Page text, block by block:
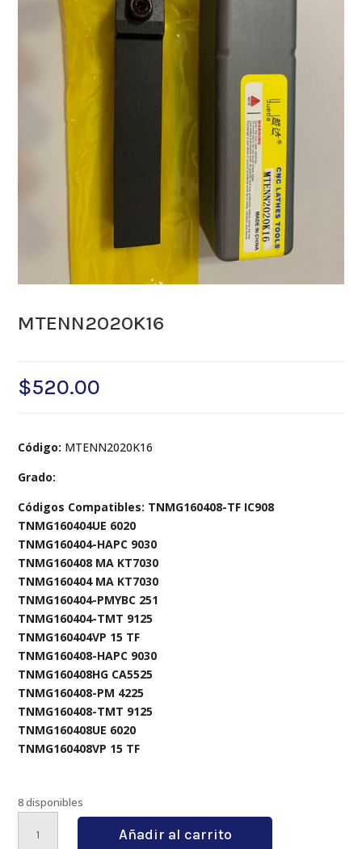
MTENN2020K16
$520.00
Código: MTENN2020K16
Grado:
Códigos Compatibles: TNMG160408-TF IC908
TNMG160404UE 6020
TNMG160404-HAPC 9030
TNMG160408 MA KT7030
TNMG160404 MA KT7030
TNMG160404-PMYBC 251
TNMG160404-TMT 9125
TNMG160404VP 15 TF
TNMG160408-HAPC 9030
TNMG160408HG CA5525
TNMG160408-PM 4225
TNMG160408-TMT 9125
TNMG160408UE 6020
TNMG160408VP 15 TF
8 disponibles
MTENN2020K16
cantidad
Añadir al carrito